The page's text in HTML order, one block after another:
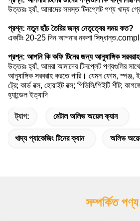
উত্তরঃ হ্যাঁ, আমাদের সমস্ত টিনপ্লেট পণ্য খাদ্য
প্রশ্ন: নতুন ছাঁচ তৈরির জন্য নেতৃত্বের সময় কত?
একটিঃ 20-25 দিন আপনার নকশা
প্রশ্ন: আপনি কি কফি টিনের জন্য আনুষাঙ্গিক
উত্তরঃ হ্যাঁ, আমরা আমাদের টিনপ্লেট পণ্যগুলির
আনুষাঙ্গিক সরবরাহ করতে পারি। যেমন ফোম, স্পঞ্জ,
ট্রে; কার্ড বক্স, হোয়াইট বক্স; পিভিসি/পিইটি শীট;
হ্যান্ডেল ইত্যাদি
ট্যাগ: মেটাল অলিভ অয়েল ক্যান
খাদ্য প্যাকেজিং টিনের ক্যান অলিভ
সম্পর্কিত পণ্য